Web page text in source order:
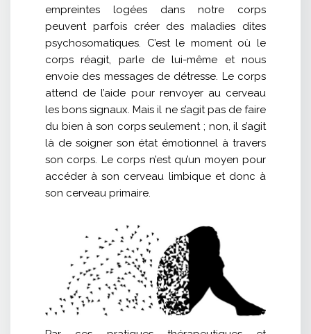
empreintes logées dans notre corps
peuvent parfois créer des maladies dites
psychosomatiques. C’est le moment où le
corps réagit, parle de lui-même et nous
envoie des messages de détresse. Le corps
attend de l’aide pour renvoyer au cerveau
les bons signaux. Mais il ne s’agit pas de faire
du bien à son corps seulement ; non, il s’agit
là de soigner son état émotionnel à travers
son corps. Le corps n’est qu’un moyen pour
accéder à son cerveau limbique et donc à
son cerveau primaire.